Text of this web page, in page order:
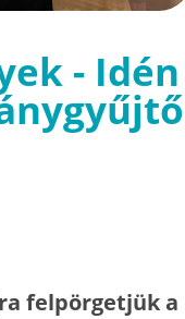
- Idén
felpörgetjük a